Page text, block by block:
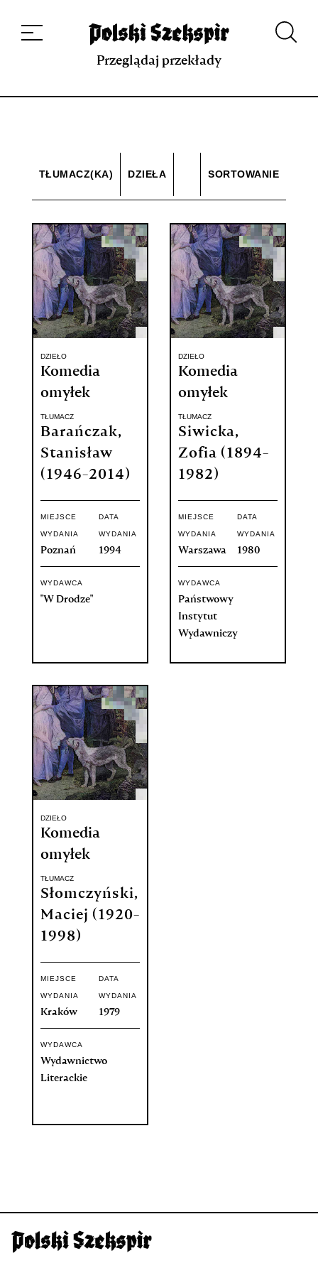
projekcie
Kontakt Indeks strony Aplikacja
Repozytorium XIX w.
Przeglądaj przekłady
TŁUMACZ(KA) DZIEŁA SORTOWANIE
DZIEŁO
Komedia
omyłek
TŁUMACZ
Barańczak,
Stanisław
(1946-2014)
MIEJSCE
WYDANIA
Poznań
DATA
WYDANIA
1994
WYDAWCA
"W Drodze"
DZIEŁO
Komedia
omyłek
TŁUMACZ
Siwicka,
Zofia (1894-
1982)
MIEJSCE
WYDANIA
Warszawa
DATA
WYDANIA
1980
WYDAWCA
Państwowy
Instytut
Wydawniczy
DZIEŁO
Komedia
omyłek
TŁUMACZ
Słomczyński,
Maciej (1920-
1998)
MIEJSCE
WYDANIA
Kraków
DATA
WYDANIA
1979
WYDAWCA
Wydawnictwo
Literackie